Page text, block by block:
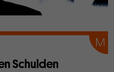
Schulden